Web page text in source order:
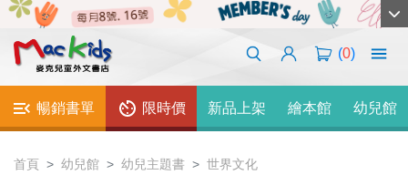
(0)
暢銷書單 限時價 新品上架 繪本館 幼兒館
首頁 幼兒館 幼兒主題書
世界文化